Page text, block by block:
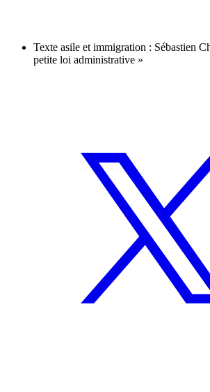
Texte asile et immigration : Sébastien
petite loi administrative »